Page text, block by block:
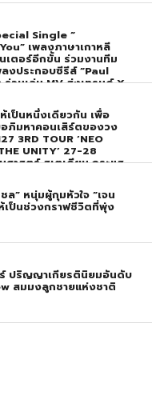
Single “
เพลงภาษาเกาหลี
เตอร์อีกขั้น ร่วมงานทีม
ลงประกอบซีรีส์ “Paul
วมเล่น MV ส่งเทรนด์ X
เป็นหนึ่งเดียวกัน เพื่อ
อภิมหาคอนเสิร์ตของวง
3RD TOUR ‘NEO
UNITY’ 27-28
าสตร์ สเตเดียม กระแส
อย บัตร SOLD OUT
!
ล” หนุ่มผู้กุมหัวใจ “เจน
เป็นช่วงกราฟชีวิตที่พุ่ง
ปริญญาเกียรตินิยมอันดับ
สมมงลูกชายแห่งชาติ